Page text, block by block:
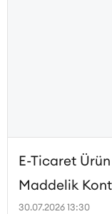
E-Ticaret Ürün
Maddelik
30.07.2026 13:30